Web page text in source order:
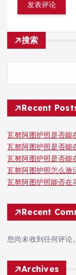
搜索
Recent
瓦努阿图护照是否能
瓦努阿图护照是否能
瓦努阿图护照是否能
瓦努阿图护照怎么激
瓦努阿图护照能否在
Recent
您尚未收到任何评论。
Archives